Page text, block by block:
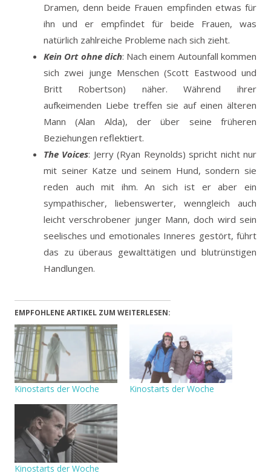
Dramen, denn beide Frauen empfinden etwas für
ihn und er empfindet für beide Frauen, was
natürlich zahlreiche Probleme nach sich zieht.
Kein Ort ohne dich: Nach einem Autounfall kommen
sich zwei junge Menschen (Scott Eastwood und
Britt Robertson) näher. Während ihrer
aufkeimenden Liebe treffen sie auf einen älteren
Mann (Alan Alda), der über seine früheren
Beziehungen reflektiert.
The Voices: Jerry (Ryan Reynolds) spricht nicht nur
mit seiner Katze und seinem Hund, sondern sie
reden auch mit ihm. An sich ist er aber ein
sympathischer, liebenswerter, wenngleich auch
leicht verschrobener junger Mann, doch wird sein
seelisches und emotionales Inneres gestört, führt
das zu überaus gewalttätigen und blutrünstigen
Handlungen.
EMPFOHLENE ARTIKEL ZUM WEITERLESEN:
Kinostarts der Woche Kinostarts der Woche
Kinostarts der Woche